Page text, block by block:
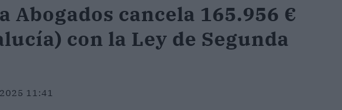
Abogados cancela 165.956 €
con la Ley de Segunda
11:41